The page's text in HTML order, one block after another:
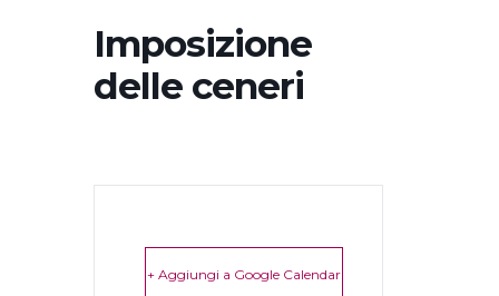
Imposizione
delle ceneri
+ Aggiungi a Google Calendar